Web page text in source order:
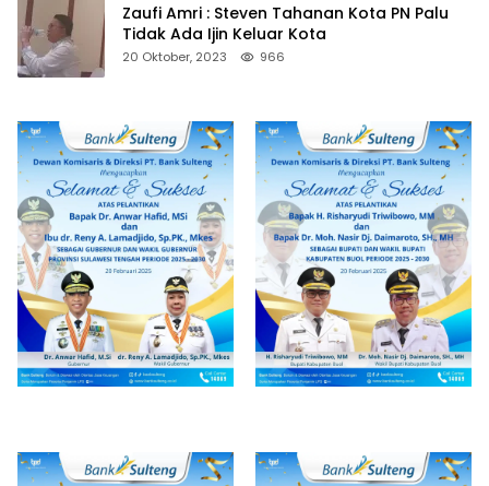
Zaufi Amri : Steven Tahanan Kota PN Palu
Tidak Ada Ijin Keluar Kota
20 Oktober, 2023 966